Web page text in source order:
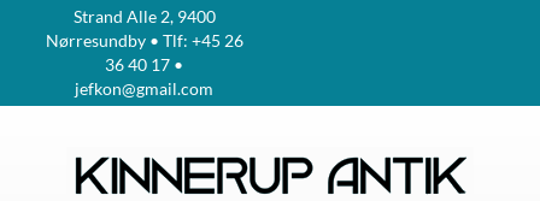
Strand Alle 2, 9400
Nørresundby • Tlf: +45 26
36 40 17 •
jefkon@gmail.com